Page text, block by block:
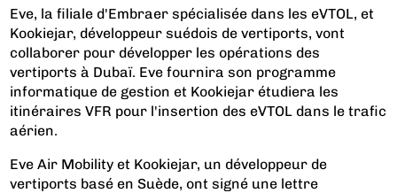
Eve, la filiale d'Embraer spécialisée dans les eVTOL, et
Kookiejar, développeur suédois de vertiports, vont
collaborer pour développer les opérations des
vertiports à Dubaï. Eve fournira son programme
informatique de gestion et Kookiejar étudiera les
itinéraires VFR pour l'insertion des eVTOL dans le trafic
aérien.
Eve Air Mobility et Kookiejar, un développeur de
vertiports basé en Suède, ont signé une lettre